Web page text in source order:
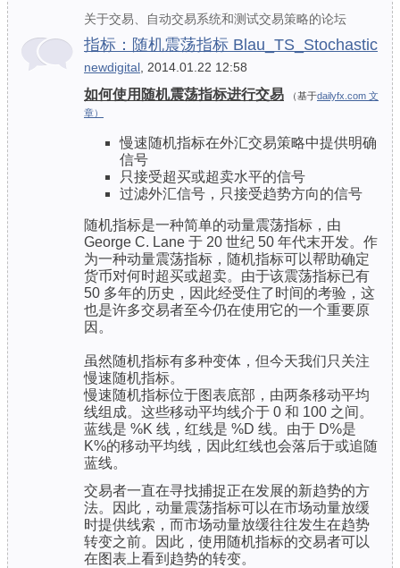
关于交易、自动交易系统和测试交易策略的论坛
指标：随机震荡指标 Blau_TS_Stochastic
newdigital, 2014.01.22 12:58
如何使用随机震荡指标进行交易 （基于dailyfx.com 文
章）
慢速随机指标在外汇交易策略中提供明确
信号
只接受超买或超卖水平的信号
过滤外汇信号，只接受趋势方向的信号
随机指标是一种简单的动量震荡指标，由
George C. Lane 于 20 世纪 50 年代末开发。作
为一种动量震荡指标，随机指标可以帮助确定
货币对何时超买或超卖。由于该震荡指标已有
50 多年的历史，因此经受住了时间的考验，这
也是许多交易者至今仍在使用它的一个重要原
因。
虽然随机指标有多种变体，但今天我们只关注
慢速随机指标。
慢速随机指标位于图表底部，由两条移动平均
线组成。这些移动平均线介于 0 和 100 之间。
蓝线是 %K 线，红线是 %D 线。由于 D%是
K%的移动平均线，因此红线也会落后于或追随
蓝线。
交易者一直在寻找捕捉正在发展的新趋势的方
法。因此，动量震荡指标可以在市场动量放缓
时提供线索，而市场动量放缓往往发生在趋势
转变之前。因此，使用随机指标的交易者可以
在图表上看到趋势的转变。